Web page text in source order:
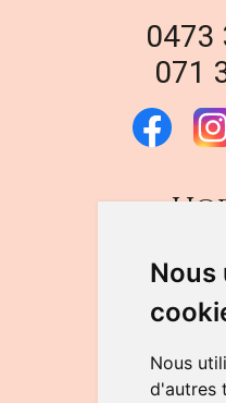
Nous
Nous
d'autres
0473
071
DU
de 9h à
LE
de